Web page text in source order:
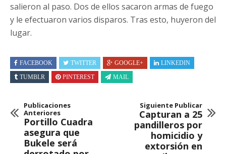
salieron al paso. Dos de ellos sacaron armas de fuego
y le efectuaron varios disparos. Tras esto, huyeron del
lugar.
FACEBOOK TWITTER GOOGLE+
LINKEDIN
TUMBLR
PINTEREST MAIL
Publicaciones
Anteriores
Portillo Cuadra
asegura que
Bukele será
Siguiente Publicar
Capturan a 25
pandilleros por
homicidio y
extorsión en